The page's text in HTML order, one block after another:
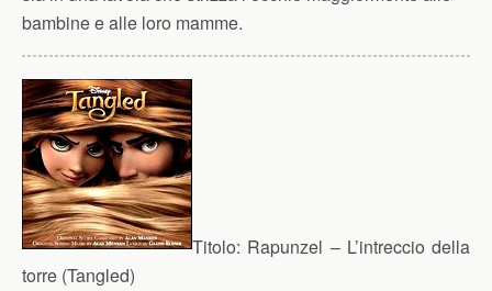
bambine e alle loro mamme.
Titolo: Rapunzel – L’intreccio della
torre (Tangled)